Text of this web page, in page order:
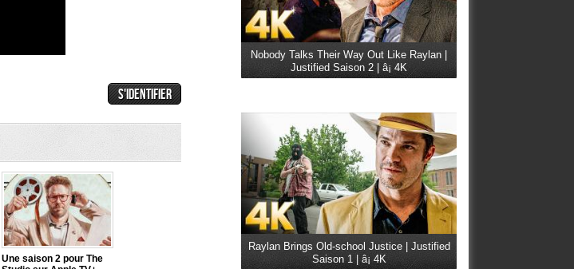
Une saison 2 pour The
Nobody Talks Their Way Out Like Raylan |
Justified Saison 2 | â¡ 4K
Raylan Brings Old-school Justice | Justified
Saison 1 | â¡ 4K